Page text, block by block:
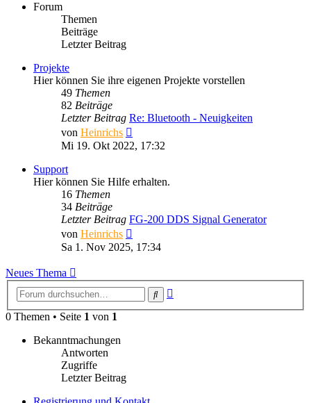
Forum
Themen
Beiträge
Letzter Beitrag
Projekte
Hier können Sie ihre eigenen Projekte vorstellen
49 Themen
82 Beiträge
Letzter Beitrag Re: Bluetooth - Neuigkeiten
von Heinrichs
Beitrag
Mi 19. Okt 2022, 17:32
Support
Hier können Sie Hilfe erhalten.
16 Themen
34 Beiträge
Letzter Beitrag FG-200 DDS Signal Generator
von Heinrichs
Beitrag
Sa 1. Nov 2025, 17:34
Neues Thema
Suche
0 Themen • Seite 1 von 1
Bekanntmachungen
Antworten
Zugriffe
Letzter Beitrag